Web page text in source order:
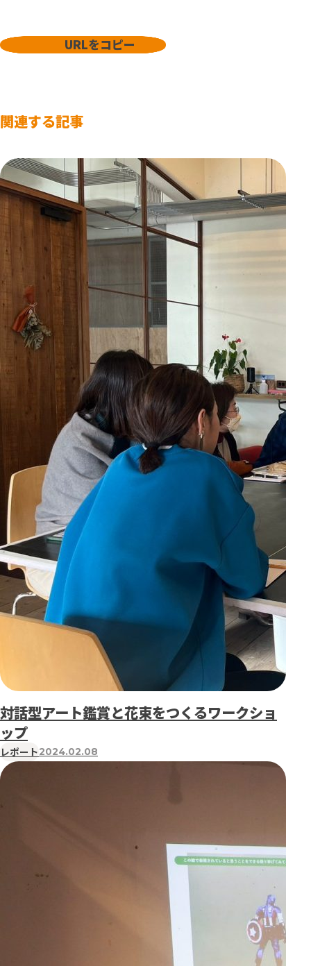
URLをコピー
関連する記事
対話型アート鑑賞と花束をつくるワークショ
ップ
レポート2024.02.08